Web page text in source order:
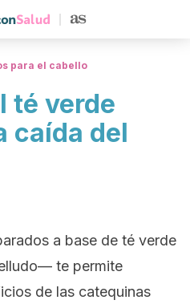
para el cabello
té verde
caída del
a base de té verde
te permite
de las catequinas